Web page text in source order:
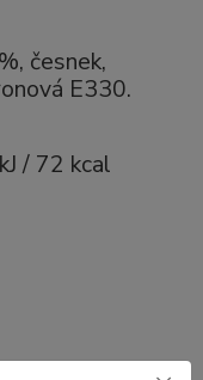
česnek,
E330.
/ 72 kcal